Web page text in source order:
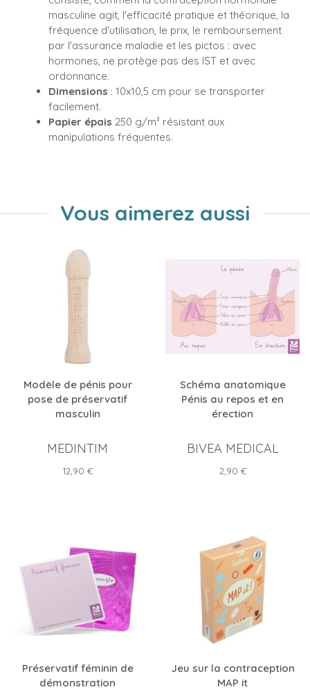
masculine agit, l'efficacité pratique et théorique, la
fréquence d'utilisation, le prix, le remboursement
par l'assurance maladie et les pictos : avec
hormones, ne protège pas des IST et avec
ordonnance.
Dimensions : 10x10,5 cm pour se transporter
facilement.
Papier épais 250 g/m² résistant aux
manipulations fréquentes.
Vous aimerez aussi
Modèle de pénis pour
pose de préservatif
masculin
MEDINTIM
Prix
12,90 €
Schéma anatomique
Pénis au repos et en
érection
BIVEA MEDICAL
Prix
2,90 €
Préservatif féminin de
démonstration
Jeu sur la contraception
MAP it